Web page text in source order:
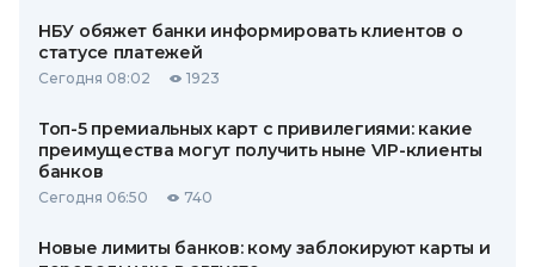
НБУ обяжет банки информировать клиентов о
статусе платежей
Сегодня 08:02 1923
Топ-5 премиальных карт с привилегиями: какие
преимущества могут получить ныне VIP-клиенты
банков
Сегодня 06:50 740
Новые лимиты банков: кому заблокируют карты и